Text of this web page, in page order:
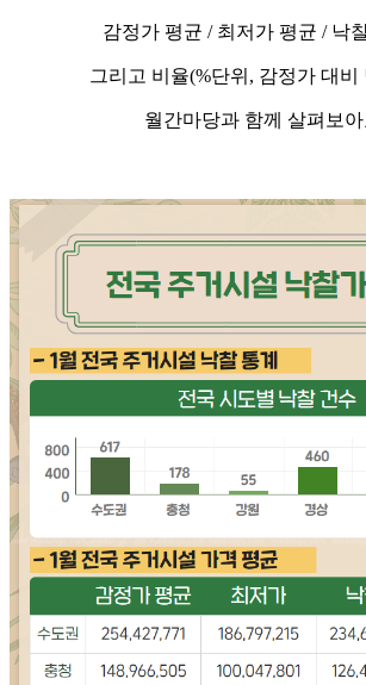
감정가 평균 / 최저가 평균 / 낙
그리고 비율(%단위, 감정가 대비
월간마당과 함께 살펴보아